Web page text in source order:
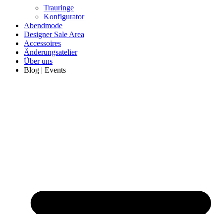
Trauringe
Konfigurator
Abendmode
Designer Sale Area
Accessoires
Änderungsatelier
Über uns
Blog | Events